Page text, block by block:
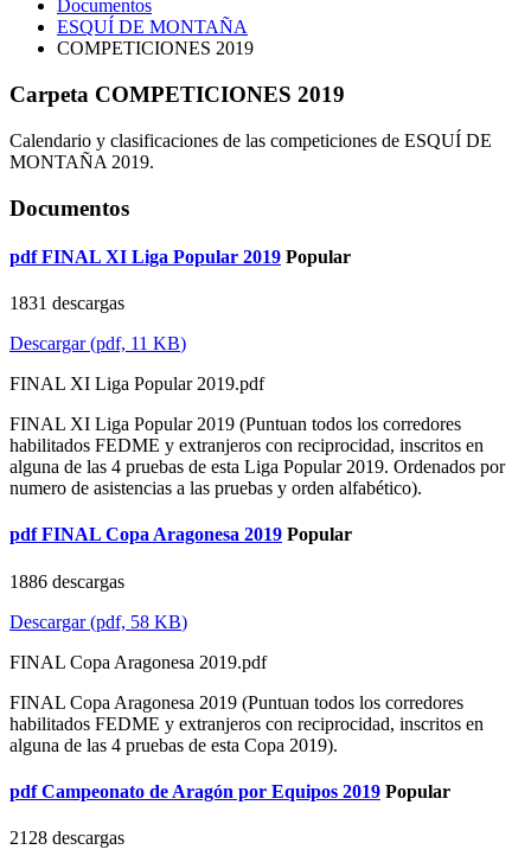
Documentos
ESQUÍ DE MONTAÑA
COMPETICIONES 2019
Carpeta COMPETICIONES 2019
Calendario y clasificaciones de las competiciones de ESQUÍ DE
MONTAÑA 2019.
Documentos
pdf FINAL XI Liga Popular 2019 Popular
1831 descargas
Descargar(pdf, 11 KB)
FINAL XI Liga Popular 2019.pdf
FINAL XI Liga Popular 2019 (Puntuan todos los corredores
habilitados FEDME y extranjeros con reciprocidad, inscritos en
alguna de las 4 pruebas de esta Liga Popular 2019. Ordenados por
numero de asistencias a las pruebas y orden alfabético).
pdf FINAL Copa Aragonesa 2019 Popular
1886 descargas
Descargar(pdf, 58 KB)
FINAL Copa Aragonesa 2019.pdf
FINAL Copa Aragonesa 2019 (Puntuan todos los corredores
habilitados FEDME y extranjeros con reciprocidad, inscritos en
alguna de las 4 pruebas de esta Copa 2019).
pdf Campeonato de Aragón por Equipos 2019 Popular
2128 descargas